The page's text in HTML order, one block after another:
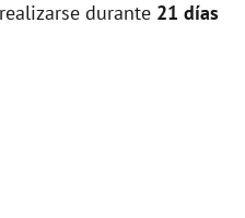
durante 21 días